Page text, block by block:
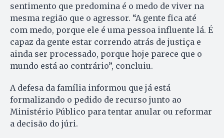
sentimento que predomina é o medo de viver na
mesma região que o agressor. “A gente fica até
com medo, porque ele é uma pessoa influente lá. É
capaz da gente estar correndo atrás de justiça e
ainda ser processado, porque hoje parece que o
mundo está ao contrário”, concluiu.
A defesa da família informou que já está
formalizando o pedido de recurso junto ao
Ministério Público para tentar anular ou reformar
a decisão do júri.